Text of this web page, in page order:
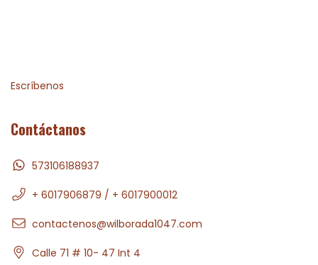
Escríbenos
Contáctanos
573106188937
+ 6017906879 / + 6017900012
contactenos@wilborada1047.com
Calle 71 # 10- 47 Int 4